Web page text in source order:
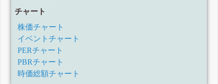
チャート
株価チャート
イベントチャート
PERチャート
PBRチャート
時価総額チャート